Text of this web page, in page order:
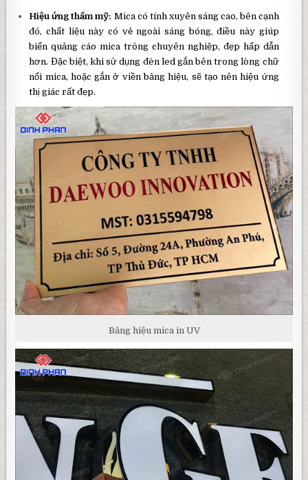
Hiệu ứng thẩm mỹ: Mica có tính xuyên sáng cao, bên cạnh
đó, chất liệu này có vẻ ngoài sáng bóng, điều này giúp
biển quảng cáo mica trông chuyên nghiệp, đẹp hấp dẫn
hơn. Đặc biệt, khi sử dụng đèn led gắn bên trong lòng chữ
nổi mica, hoặc gắn ở viền bảng hiệu, sẽ tạo nên hiệu ứng
thị giác rất đẹp.
Bảng hiệu mica in UV